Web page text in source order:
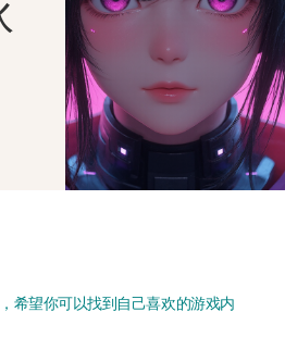
希望你可以找到自己喜欢的游戏内